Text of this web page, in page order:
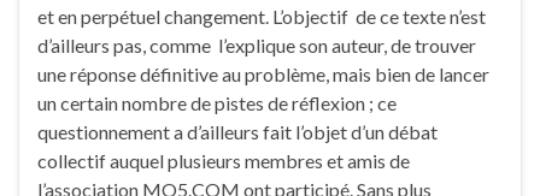
et en perpétuel changement. L’objectif de ce texte n’est
d’ailleurs pas, comme l’explique son auteur, de trouver
une réponse définitive au problème, mais bien de lancer
un certain nombre de pistes de réflexion ; ce
questionnement a d’ailleurs fait l’objet d’un débat
collectif auquel plusieurs membres et amis de
l’association MO5.COM ont participé. Sans plus